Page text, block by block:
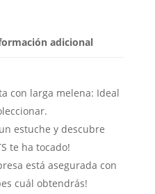
adicional
con larga melena: Ideal
estuche y descubre
te ha tocado!
está asegurada con
cuál obtendrás!